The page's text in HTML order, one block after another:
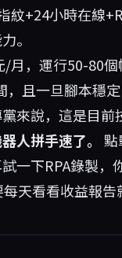
紋+24小時在線
。
月，運行50-80
，且一旦腳本穩
來說，這是目
人拼手速了。
一下RPA錄製
天看看收益報告